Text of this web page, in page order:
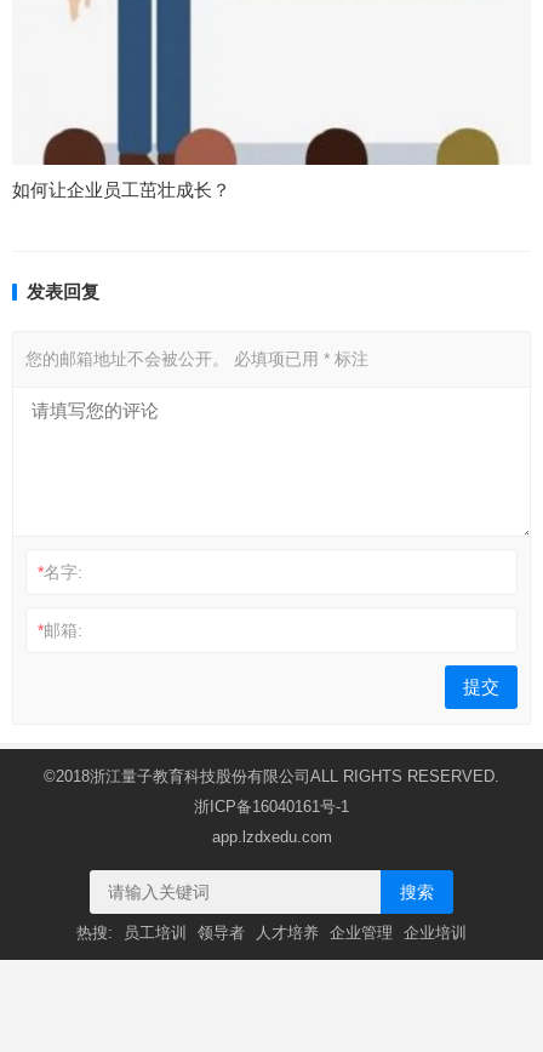
如何让企业员工茁壮成长？
发表回复
您的邮箱地址不会被公开。 必填项已用 * 标注
*名字:
*邮箱:
©2018浙江量子教育科技股份有限公司ALL RIGHTS RESERVED.
浙ICP备16040161号-1
app.lzdxedu.com
搜索
热搜: 员工培训 领导者 人才培养 企业管理 企业培训